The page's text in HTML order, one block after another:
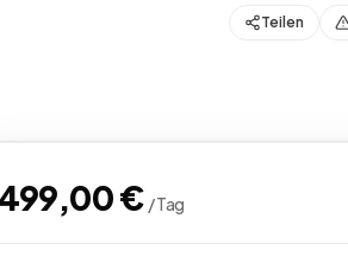
Teilen
499,00€ /Tag